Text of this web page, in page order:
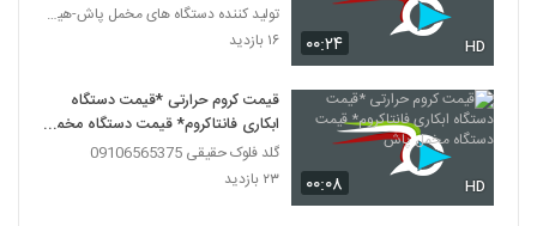
۰۰:۲۴ HD
تولید کننده دستگاه های مخمل پاش-هیدروگرافیک-ابکاری
۱۶ بازدید
۰۰:۰۸ HD
قیمت کروم حرارتی *قیمت دستگاه
ابکاری فانتاکروم* قیمت دستگاه مخمل
پاش
گلد فلوک حقیقی 09106565375
۲۳ بازدید